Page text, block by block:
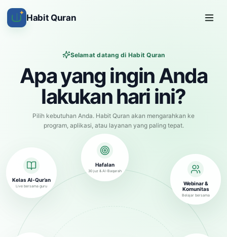
✦ Habit Quran
Selamat datang di Habit Quran
Apa yang ingin Anda
lakukan hari ini?
Pilih kebutuhan Anda. Habit Quran akan mengarahkan ke
program, aplikasi, atau layanan yang paling tepat.
Kelas Al-Qur’an
Live bersama guru
Hafalan
30 juz & Al-Baqarah
Webinar &
Komunitas
Belajar bersama